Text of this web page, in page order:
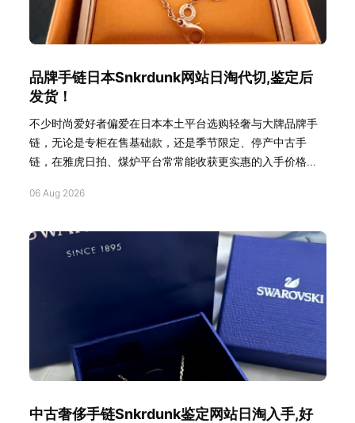
品牌手链日本Snkrdunk网站日淘代切,鉴定后
发货！
不少时尚爱好者偏爱在日本本土平台选购轻奢与大牌品牌手
链，无论是专柜在售基础款，还是季节限定、停产中古手
链，在雅虎日拍、煤炉平台常常能收获更实惠的入手价格...
06 Aug 2026
中古奢侈手链Snkrdunk鉴定网站日淘入手,好